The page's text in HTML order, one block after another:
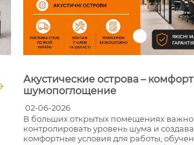
Акустические острова – комфорт
шумопоглощение
02-06-2026
В больших открытых помещениях важно
контролировать уровень шума и
комфортные условия для работы,